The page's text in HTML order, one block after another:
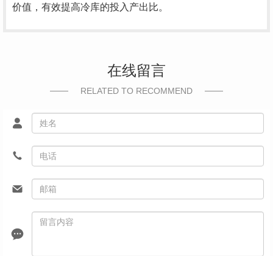
价值，有效提高冷库的投入产出比。
在线留言
RELATED TO RECOMMEND